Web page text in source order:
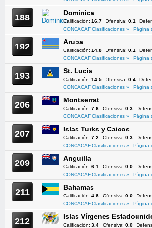
188 Dominica
Calificación: 16.7 Ofensiva: 0.1
CONCACAF Clasificaciones »
Página
192 Aruba
Calificación: 14.8 Ofensiva: 0.1
CONCACAF Clasificaciones »
Página
193 St. Lucia
Calificación: 14.5 Ofensiva: 0.4
CONCACAF Clasificaciones »
Página
206 Montserrat
Calificación: 7.6 Ofensiva: 0.3
CONCACAF Clasificaciones »
Página
207 Islas Turks y Caicos
Calificación: 7.2 Ofensiva: 0.3
CONCACAF Clasificaciones »
Página
209 Anguilla
Calificación: 6.1 Ofensiva: 0.0
CONCACAF Clasificaciones »
Página
211 Bahamas
Calificación: 4.8 Ofensiva: 0.0
CONCACAF Clasificaciones »
Página
212 Islas Vírgenes
Calificación: 3.4 Ofensiva: 0.0